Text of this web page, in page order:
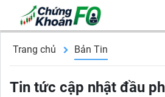
Trang chủ Bản Tin
Tin tức cập nhật đầu